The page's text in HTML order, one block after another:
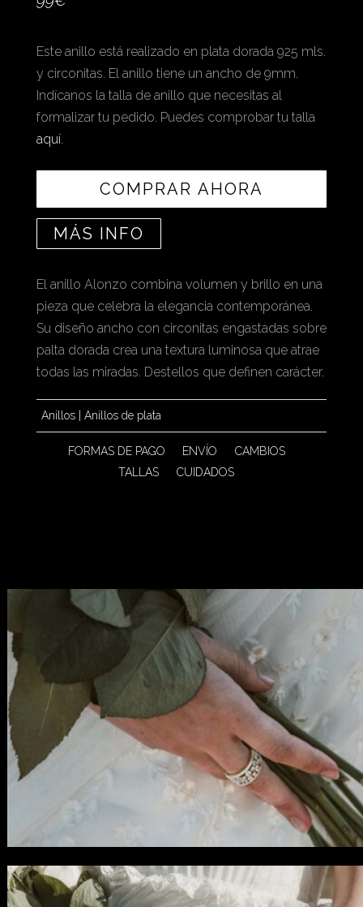
Este anillo está realizado en plata dorada 925 mls.
y circonitas. El anillo tiene un ancho de 9mm.
Indícanos la talla de anillo que necesitas al
formalizar tu pedido. Puedes comprobar tu talla
aquí.
COMPRAR AHORA
MÁS INFO
El anillo Alonzo combina volumen y brillo en una
pieza que celebra la elegancia contemporánea.
Su diseño ancho con circonitas engastadas sobre
palta dorada crea una textura luminosa que atrae
todas las miradas. Destellos que definen carácter.
Anillos| Anillos de plata
FORMAS DE PAGO ENVÍO
CAMBIOS
TALLAS
CUIDADOS